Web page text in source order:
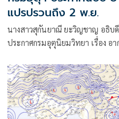
แปรปรวนถึง 2 พ.ย.
นางสาวสุกันยาณี ยะวิญชาญ อธิบ
ประกาศกรมอุตุนิยมวิทยา เรื่อง อ
พฤศจิกายน 2568) โดยมีใจความว่